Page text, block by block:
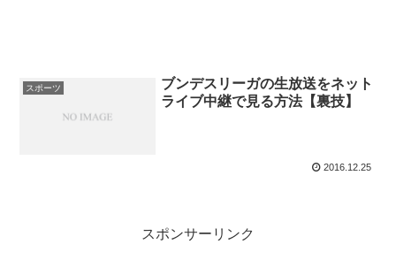
スポーツ
ブンデスリーガの生放送をネット
ライブ中継で見る方法【裏技】
2016.12.25
スポンサーリンク